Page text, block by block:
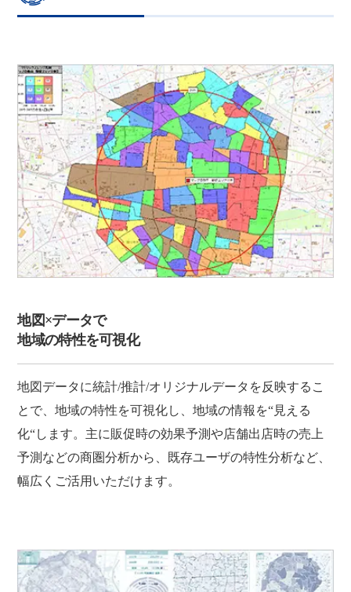
地図×データで
地域の特性を可視化
地図データに統計/推計/オリジナルデータを反映するこ
とで、地域の特性を可視化し、地域の情報を“見える
化“します。主に販促時の効果予測や店舗出店時の売上
予測などの商圏分析から、既存ユーザの特性分析など、
幅広くご活用いただけます。